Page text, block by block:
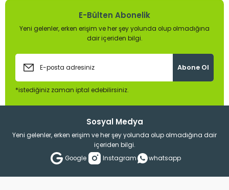
E-Bülten Abonelik
Yeni gelenler, erken erişim ve her şey yolunda olup olmadığına
dair içeriden bilgi.
Abone Ol
*istediğiniz zaman iptal edebilirsiniz.
Sosyal Medya
Yeni gelenler, erken erişim ve her şey yolunda olup olmadığına dair
içeriden bilgi.
Google
Instagram whatsapp